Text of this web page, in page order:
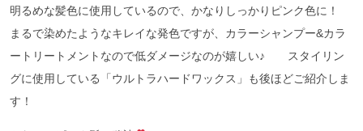
明るめな髪色に使用しているので、かなりしっかりピンク色に！
まるで染めたようなキレイな発色ですが、カラーシャンプー&カラ
ートリートメントなので低ダメージなのが嬉しい♪ スタイリン
グに使用している「ウルトラハードワックス」も後ほどご紹介しま
す！